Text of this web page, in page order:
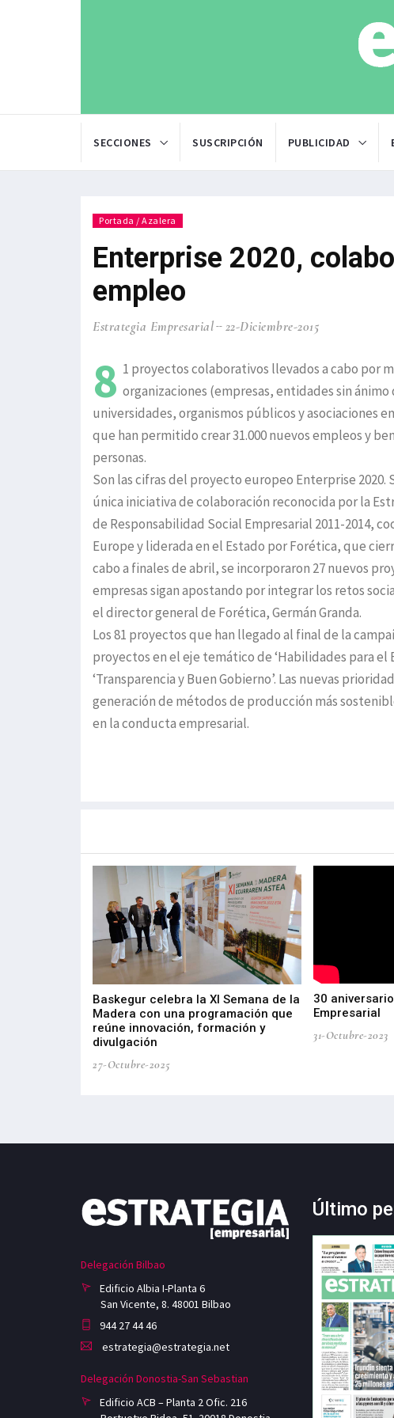
SECCIONES SUSCRIPCIÓN PUBLICIDAD
Portada / Azalera
Enterprise 2020,
empleo
Estrategia Empresarial 22-Diciembre-2015
8 1 proyectos colaborativos llevados a cabo por
organizaciones (empresas, entidades sin
universidades, organismos públicos y asociaciones
que han permitido crear 31.000 nuevos empleos y
personas.
Son las cifras del proyecto europeo Enterprise 2020.
única iniciativa de colaboración reconocida por la
de Responsabilidad Social Empresarial 2011-2014,
Europe y liderada en el Estado por Forética, que
cabo a finales de abril, se incorporaron 27 nuevos
empresas sigan apostando por integrar los retos
el director general de Forética, Germán Granda.
Los 81 proyectos que han llegado al final de la
proyectos en el eje temático de ‘Habilidades para el
‘Transparencia y Buen Gobierno’. Las nuevas
generación de métodos de producción más
en la conducta empresarial.
Baskegur celebra la XI Semana de la
Madera con una programación que
reúne innovación, formación y
divulgación
27-Octubre-2025
30
Empresarial
31-Octubre-2023
Delegación Bilbao
Edificio Albia I-Planta 6
San Vicente, 8. 48001 Bilbao
944 27 44 46
estrategia@estrategia.net
Delegación Donostia-San Sebastian
Edificio ACB – Planta 2 Ofic. 216
Último